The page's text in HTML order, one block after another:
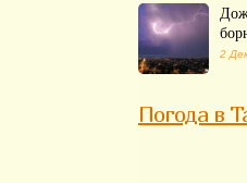
2
Погода в